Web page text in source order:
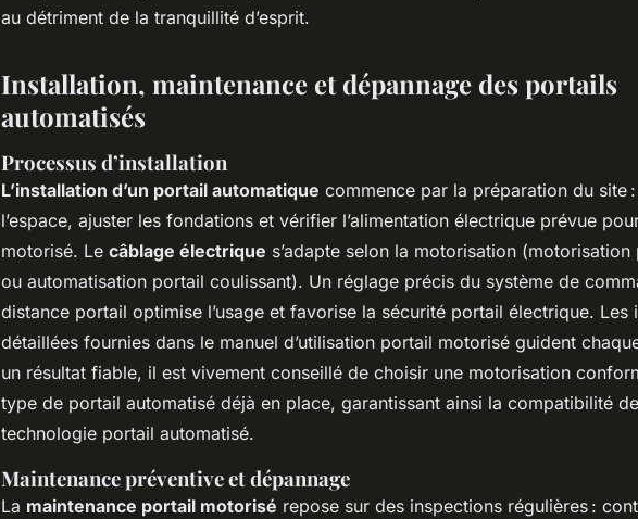
au détriment de la tranquillité d’esprit.
Installation, maintenance et dépannage des portails
automatisés
Processus d’installation
L’installation d’un portail automatique commence par la préparation du site
l’espace, ajuster les fondations et vérifier l’alimentation électrique prévue
motorisé. Le câblage électrique s’adapte selon la motorisation
ou automatisation portail coulissant). Un réglage précis du système de
distance portail optimise l’usage et favorise la sécurité portail électrique. Les
détaillées fournies dans le manuel d’utilisation portail motorisé guident
un résultat fiable, il est vivement conseillé de choisir une motorisation
type de portail automatisé déjà en place, garantissant ainsi la compatibilité
technologie portail automatisé.
Maintenance préventive et dépannage
La maintenance portail motorisé repose sur des inspections régulières :